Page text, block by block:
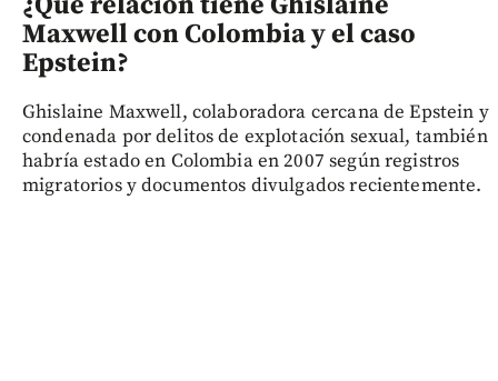
Maxwell con Colombia y el caso
Epstein?
Ghislaine Maxwell, colaboradora cercana de Epstein y
condenada por delitos de explotación sexual, también
habría estado en Colombia en 2007 según registros
migratorios y documentos divulgados recientemente.